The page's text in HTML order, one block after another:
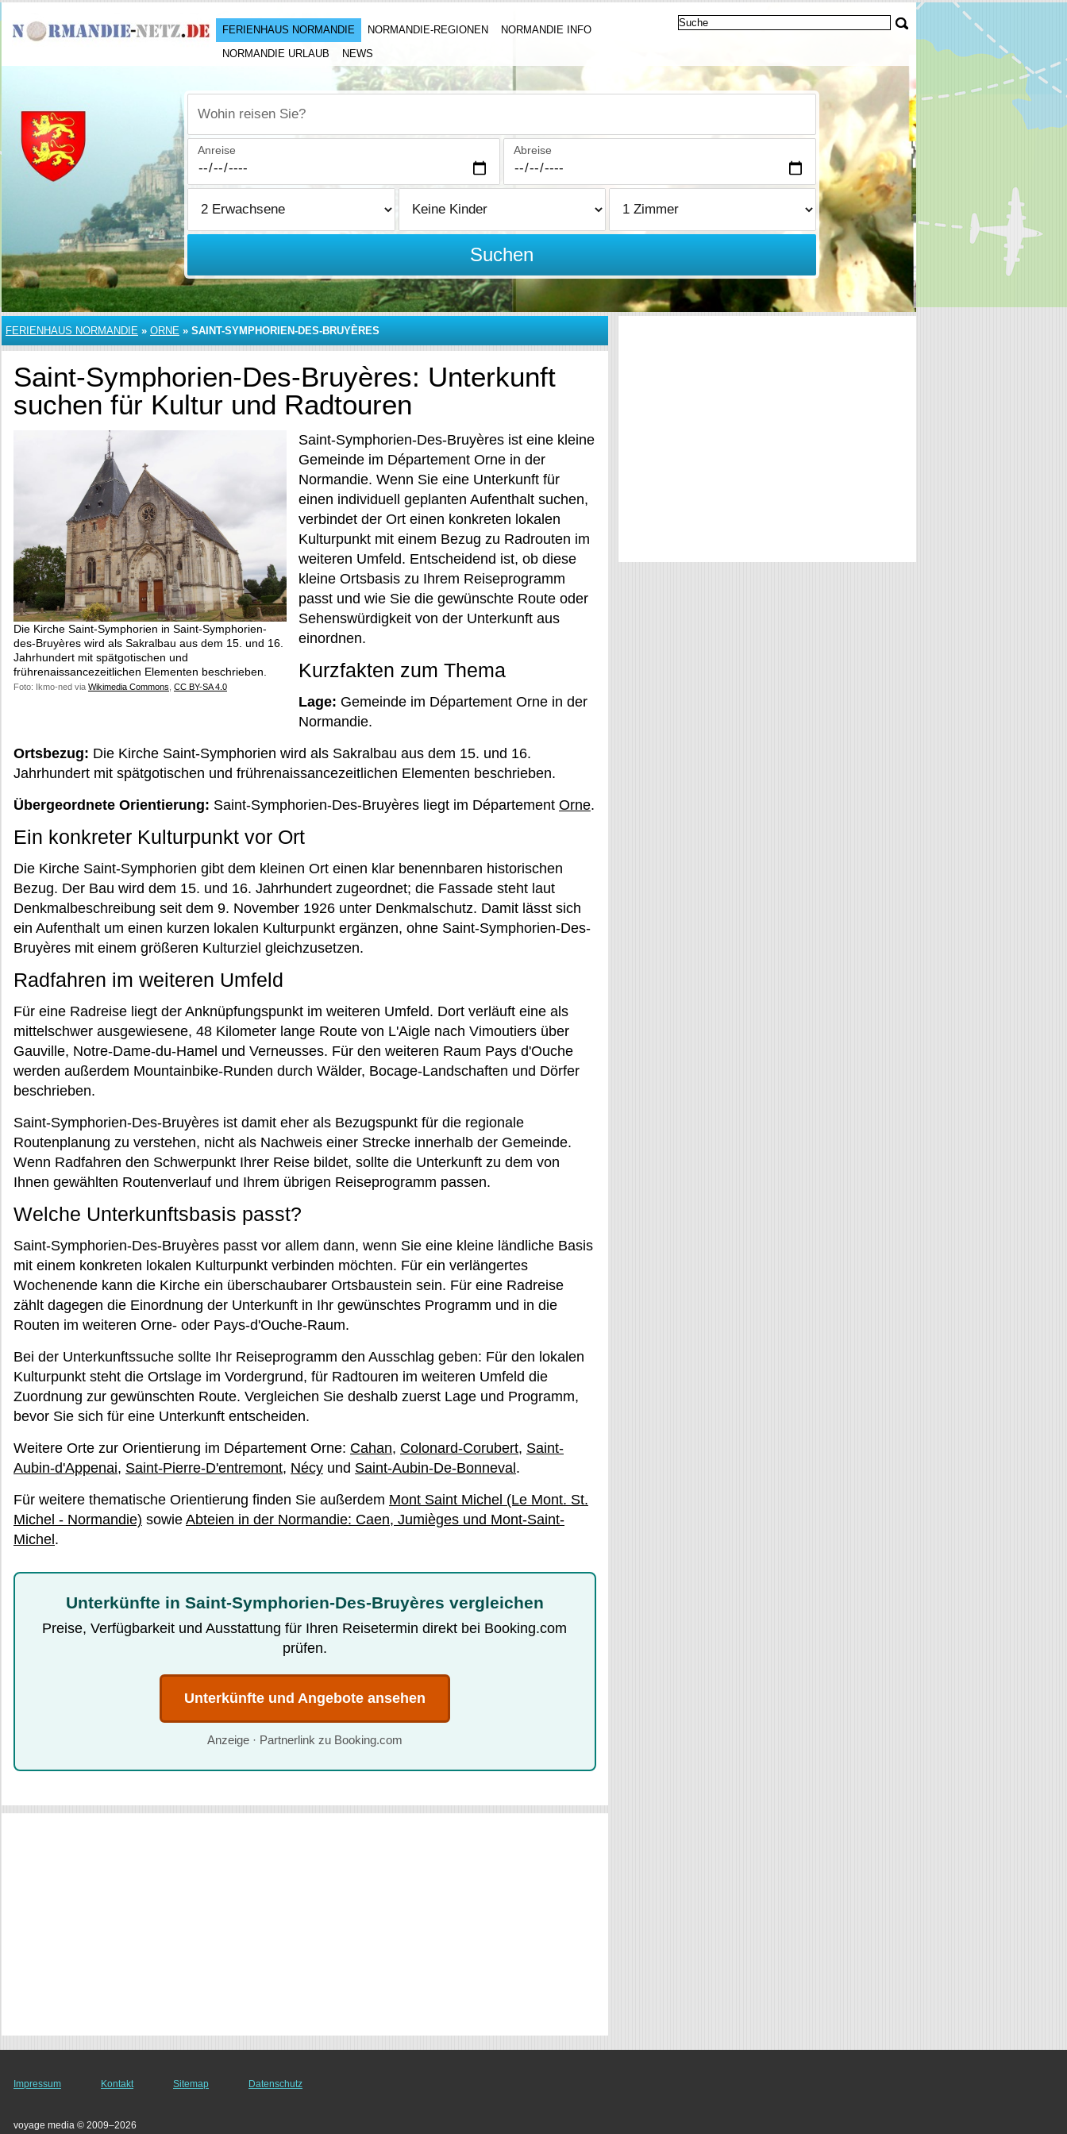
FERIENHAUS NORMANDIE NORMANDIE-REGIONEN
NORMANDIE INFO
NORMANDIE URLAUB
NEWS
Wohin reisen Sie?
Anreise Abreise
Suchen
FERIENHAUS NORMANDIE » ORNE » SAINT-SYMPHORIEN-DES-BRUYÈRES
Saint-Symphorien-Des-Bruyères: Unterkunft
suchen für Kultur und Radtouren
Die Kirche Saint-Symphorien in Saint-Symphorien-
des-Bruyères wird als Sakralbau aus dem 15. und 16.
Jahrhundert mit spätgotischen und
frührenaissancezeitlichen Elementen beschrieben.
Foto: Ikmo-ned via Wikimedia Commons CC BY-SA 4.0
Saint-Symphorien-Des-Bruyères ist eine kleine
Gemeinde im Département Orne in der
Normandie. Wenn Sie eine Unterkunft für
einen individuell geplanten Aufenthalt suchen,
verbindet der Ort einen konkreten lokalen
Kulturpunkt mit einem Bezug zu Radrouten im
weiteren Umfeld. Entscheidend ist, ob diese
kleine Ortsbasis zu Ihrem Reiseprogramm
passt und wie Sie die gewünschte Route oder
Sehenswürdigkeit von der Unterkunft aus
einordnen.
Kurzfakten zum Thema
Lage: Gemeinde im Département Orne in der
Normandie.
Ortsbezug: Die Kirche Saint-Symphorien wird als Sakralbau aus dem 15. und 16.
Jahrhundert mit spätgotischen und frührenaissancezeitlichen Elementen beschrieben.
Übergeordnete Orientierung: Saint-Symphorien-Des-Bruyères liegt im Département Orne.
Ein konkreter Kulturpunkt vor Ort
Die Kirche Saint-Symphorien gibt dem kleinen Ort einen klar benennbaren historischen
Bezug. Der Bau wird dem 15. und 16. Jahrhundert zugeordnet; die Fassade steht laut
Denkmalbeschreibung seit dem 9. November 1926 unter Denkmalschutz. Damit lässt sich
ein Aufenthalt um einen kurzen lokalen Kulturpunkt ergänzen, ohne Saint-Symphorien-Des-
Bruyères mit einem größeren Kulturziel gleichzusetzen.
Radfahren im weiteren Umfeld
Für eine Radreise liegt der Anknüpfungspunkt im weiteren Umfeld. Dort verläuft eine als
mittelschwer ausgewiesene, 48 Kilometer lange Route von L'Aigle nach Vimoutiers über
Gauville, Notre-Dame-du-Hamel und Verneusses. Für den weiteren Raum Pays d'Ouche
werden außerdem Mountainbike-Runden durch Wälder, Bocage-Landschaften und Dörfer
beschrieben.
Saint-Symphorien-Des-Bruyères ist damit eher als Bezugspunkt für die regionale
Routenplanung zu verstehen, nicht als Nachweis einer Strecke innerhalb der Gemeinde.
Wenn Radfahren den Schwerpunkt Ihrer Reise bildet, sollte die Unterkunft zu dem von
Ihnen gewählten Routenverlauf und Ihrem übrigen Reiseprogramm passen.
Welche Unterkunftsbasis passt?
Saint-Symphorien-Des-Bruyères passt vor allem dann, wenn Sie eine kleine ländliche Basis
mit einem konkreten lokalen Kulturpunkt verbinden möchten. Für ein verlängertes
Wochenende kann die Kirche ein überschaubarer Ortsbaustein sein. Für eine Radreise
zählt dagegen die Einordnung der Unterkunft in Ihr gewünschtes Programm und in die
Routen im weiteren Orne- oder Pays-d'Ouche-Raum.
Bei der Unterkunftssuche sollte Ihr Reiseprogramm den Ausschlag geben: Für den lokalen
Kulturpunkt steht die Ortslage im Vordergrund, für Radtouren im weiteren Umfeld die
Zuordnung zur gewünschten Route. Vergleichen Sie deshalb zuerst Lage und Programm,
bevor Sie sich für eine Unterkunft entscheiden.
Weitere Orte zur Orientierung im Département Orne: Cahan, Colonard-Corubert, Saint-
Aubin-d'Appenai, Saint-Pierre-D'entremont, Nécy und Saint-Aubin-De-Bonneval .
Für weitere thematische Orientierung finden Sie außerdem Mont Saint Michel (Le Mont. St.
Michel - Normandie) sowie Abteien in der Normandie: Caen, Jumièges und Mont-Saint-
Michel .
Unterkünfte in Saint-Symphorien-Des-Bruyères vergleichen
Preise, Verfügbarkeit und Ausstattung für Ihren Reisetermin direkt bei Booking.com
prüfen.
Unterkünfte und Angebote ansehen
Anzeige · Partnerlink zu Booking.com
Impressum Kontakt Sitemap Datenschutz
voyage media © 2009–2026